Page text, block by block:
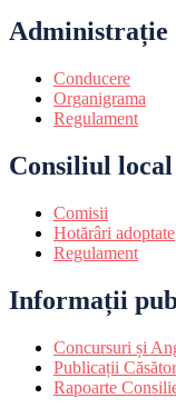
Administrație
Conducere
Organigrama
Regulament
Consiliul local
Comisii
Hotărâri adoptate
Regulament
Informații
Concursuri și
Publicații
Rapoarte